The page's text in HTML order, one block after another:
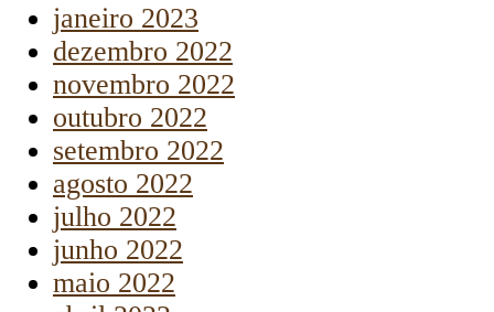
janeiro 2023
dezembro 2022
novembro 2022
outubro 2022
setembro 2022
agosto 2022
julho 2022
junho 2022
maio 2022